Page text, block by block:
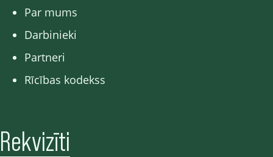
Par mums
Darbinieki
Partneri
Rīcības kodekss
Rekvizīti